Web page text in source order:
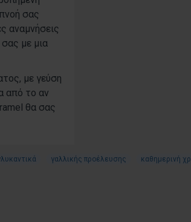
σας
αναμνήσεις
με μια
με γεύση
από το αν
θα σας
γαλλικής προέλευσης καθημερινή